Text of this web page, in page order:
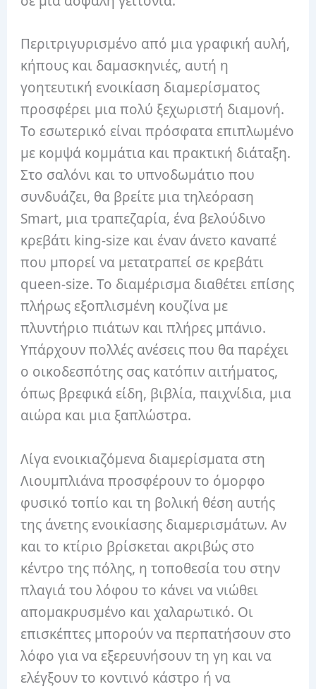
Περιτριγυρισμένο από μια γραφική αυλή,
κήπους και δαμασκηνιές, αυτή η
γοητευτική ενοικίαση διαμερίσματος
προσφέρει μια πολύ ξεχωριστή διαμονή.
Το εσωτερικό είναι πρόσφατα επιπλωμένο
με κομψά κομμάτια και πρακτική διάταξη.
Στο σαλόνι και το υπνοδωμάτιο που
συνδυάζει, θα βρείτε μια τηλεόραση
Smart, μια τραπεζαρία, ένα βελούδινο
κρεβάτι king-size και έναν άνετο καναπέ
που μπορεί να μετατραπεί σε κρεβάτι
queen-size. Το διαμέρισμα διαθέτει επίσης
πλήρως εξοπλισμένη κουζίνα με
πλυντήριο πιάτων και πλήρες μπάνιο.
Υπάρχουν πολλές ανέσεις που θα παρέχει
ο οικοδεσπότης σας κατόπιν αιτήματος,
όπως βρεφικά είδη, βιβλία, παιχνίδια, μια
αιώρα και μια ξαπλώστρα.
Λίγα ενοικιαζόμενα διαμερίσματα στη
Λιουμπλιάνα προσφέρουν το όμορφο
φυσικό τοπίο και τη βολική θέση αυτής
της άνετης ενοικίασης διαμερισμάτων. Αν
και το κτίριο βρίσκεται ακριβώς στο
κέντρο της πόλης, η τοποθεσία του στην
πλαγιά του λόφου το κάνει να νιώθει
απομακρυσμένο και χαλαρωτικό. Οι
επισκέπτες μπορούν να περπατήσουν στο
λόφο για να εξερευνήσουν τη γη και να
ελέγξουν το κοντινό κάστρο ή να